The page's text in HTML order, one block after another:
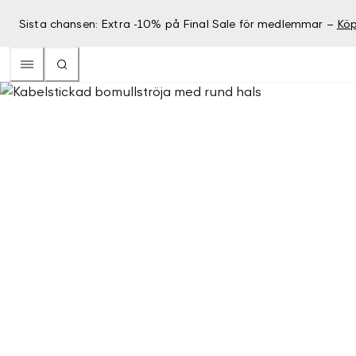
Sista chansen: Extra -10% på Final Sale för medlemmar –